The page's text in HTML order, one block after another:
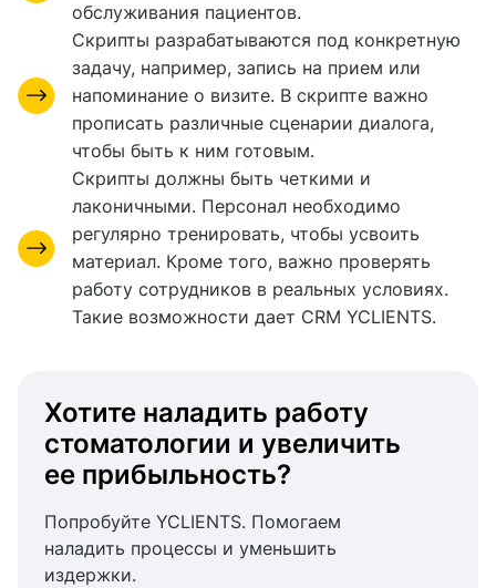
обслуживания пациентов.
Скрипты разрабатываются под конкретную
задачу, например, запись на прием или
напоминание о визите. В скрипте важно
прописать различные сценарии диалога,
чтобы быть к ним готовым.
Скрипты должны быть четкими и
лаконичными. Персонал необходимо
регулярно тренировать, чтобы усвоить
материал. Кроме того, важно проверять
работу сотрудников в реальных условиях.
Такие возможности дает CRM YCLIENTS.
Хотите наладить работу
стоматологии и увеличить
ее прибыльность?
Попробуйте YCLIENTS. Помогаем
наладить процессы и уменьшить
издержки.